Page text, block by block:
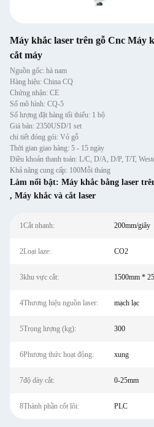
Máy khắc laser trên gỗ Cnc Máy
cắt máy
Nguồn gốc: hà nam
Hàng hiệu: China CQ
Chứng nhận: CE
Số mô hình: CQ-5
Số lượng đặt hàng tối thiểu: 1 bộ
Giá bán: 2350USD/1 set
chi tiết đóng gói: Vỏ gỗ
Thời gian giao hàng: 5 - 15 ngày
Điều khoản thanh toán: L/C, D/A, D/P, T/T,
Khả năng cung cấp: 100Mỗi tháng
Làm nổi bật: Máy khắc bằng laser
, Máy khắc và cắt laser
1Cắt nhanh: 200mm/giây
2Loại laze: CO2
3khu vực cắt: 1500mm *
4Thương hiệu nguồn laser: mạch lạc
5Trọng lượng (kg): 300
6Phương thức hoạt động: xung
7độ dày cắt: 0-25mm
8Thành phần cốt lõi: PLC